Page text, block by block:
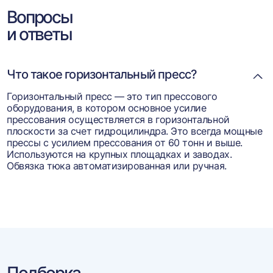
Вопросы
и ответы
Что такое горизонтальный пресс?
Горизонтальный пресс — это тип прессового
оборудования, в котором основное усилие
прессования осуществляется в горизонтальной
плоскости за счет гидроцилиндра. Это всегда мощные
прессы с усилием прессования от 60 тонн и выше.
Используются на крупных площадках и заводах.
Обвязка тюка автоматизированная или ручная.